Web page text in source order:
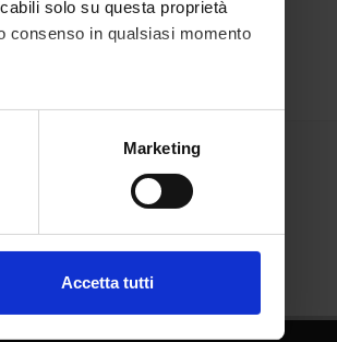
solo su questa proprietà
consenso in qualsiasi momento
qualche metro,Marketing
Accetta tutti